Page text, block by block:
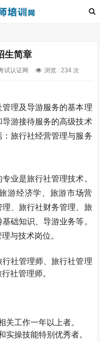
生简章
试认证网 浏览 : 234 次
理及导游服务的基本理
游接待服务的高级技术
旅行社经营管理与服务
业是旅行社管理技术。
游经济学、旅游市场营
、旅行社财务管理、旅
础知识、导游业务等。
与技术岗位。
社管理师、旅行社管理
社管理师。
关工作一年以上者。
实操技能特别优秀者。